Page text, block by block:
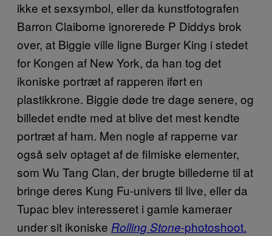
ikke et sexsymbol, eller da kunstfotografen
Barron Claiborne ignorerede P Diddys brok
over, at Biggie ville ligne Burger King i stedet
for Kongen af New York, da han tog det
ikoniske portræt af rapperen iført en
plastikkrone. Biggie døde tre dage senere, og
billedet endte med at blive det mest kendte
portræt af ham. Men nogle af rapperne var
også selv optaget af de filmiske elementer,
som Wu Tang Clan, der brugte billederne til at
bringe deres Kung Fu-univers til live, eller da
Tupac blev interesseret i gamle kameraer
under sit ikoniske Rolling Stone-photoshoot.